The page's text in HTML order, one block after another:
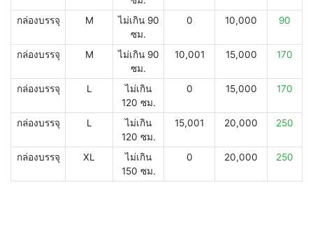
กล่องบรรจุ M
ไม่เกิน 90
ซม.
0 10,000 90
กล่องบรรจุ M
ไม่เกิน 90
ซม.
10,001 15,000 170
กล่องบรรจุ L
ไม่เกิน
120 ซม.
0 15,000 170
กล่องบรรจุ L
ไม่เกิน
120 ซม.
15,001 20,000 250
กล่องบรรจุ XL
ไม่เกิน
150 ซม.
0 20,000 250